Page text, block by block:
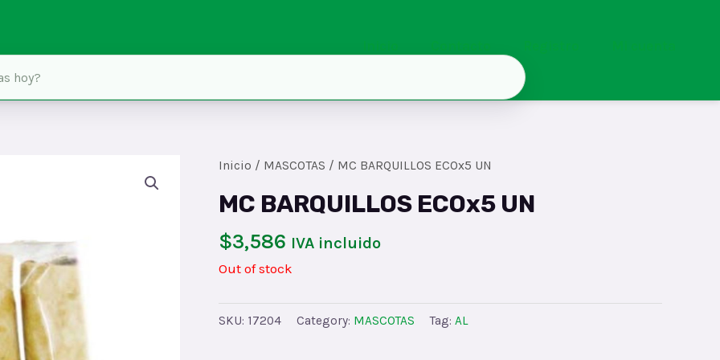
Inicio / MASCOTAS / MC BARQUILLOS ECOx5 UN
MC BARQUILLOS ECOx5 UN
$3,586 IVA incluido
Out of stock
SKU: 17204 Category: MASCOTAS Tag: AL